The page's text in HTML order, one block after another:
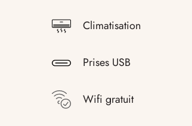
Climatisation
Prises USB
Wifi gratuit